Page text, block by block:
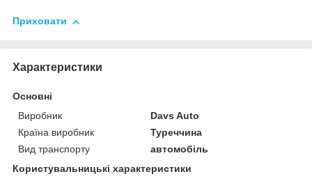
Приховати
Характеристики
Основні
Виробник
Davs Auto
Країна виробник
Туреччина
Вид транспорту
автомобіль
Користувальницькі характеристики